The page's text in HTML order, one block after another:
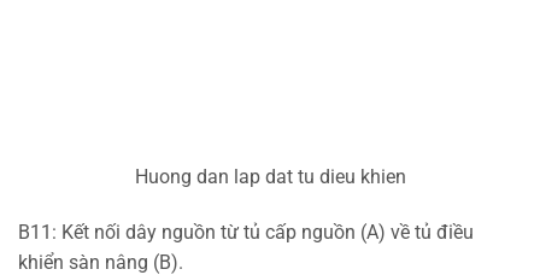
Huong dan lap dat tu dieu khien
B11: Kết nối dây nguồn từ tủ cấp nguồn (A) về tủ điều
khiển sàn nâng (B).